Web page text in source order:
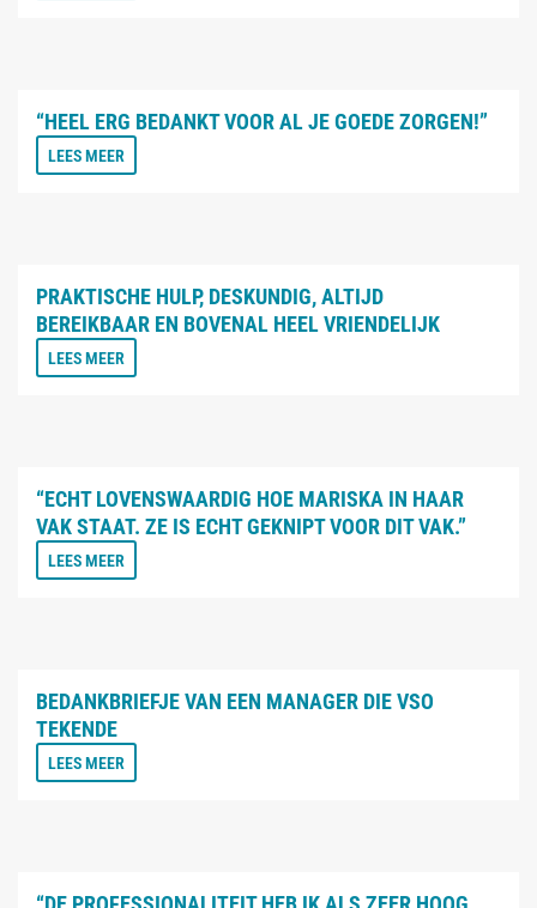
“HEEL ERG BEDANKT VOOR AL JE GOEDE ZORGEN!”
LEES MEER
PRAKTISCHE HULP, DESKUNDIG, ALTIJD
BEREIKBAAR EN BOVENAL HEEL VRIENDELIJK
LEES MEER
“ECHT LOVENSWAARDIG HOE MARISKA IN HAAR
VAK STAAT. ZE IS ECHT GEKNIPT VOOR DIT VAK.”
LEES MEER
BEDANKBRIEFJE VAN EEN MANAGER DIE VSO
TEKENDE
LEES MEER